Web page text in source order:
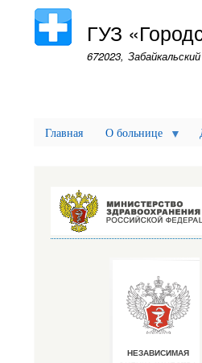
ГУЗ
672023,
Главная О больнице